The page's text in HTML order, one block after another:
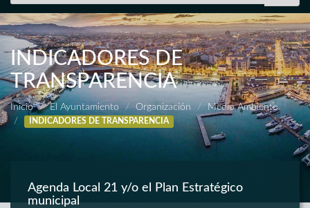
INDICADORES DE
TRANSPARENCIA
Inicio El Ayuntamiento Organización Medio Ambiente
INDICADORES DE TRANSPARENCIA
Agenda Local 21 y/o el Plan Estratégico
municipal